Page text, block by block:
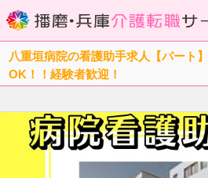
八重垣病院の看護助手求人【パート
OK！！経験者歓迎！